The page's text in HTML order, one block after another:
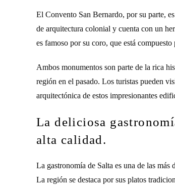
El Convento San Bernardo, por su parte,
de arquitectura colonial y cuenta con un
es famoso por su coro, que está
Ambos monumentos son parte de la rica
región en el pasado. Los turistas pueden
arquitectónica de estos impresionantes
La deliciosa
alta calidad.
La gastronomía de Salta es una de las
La región se destaca por sus platos